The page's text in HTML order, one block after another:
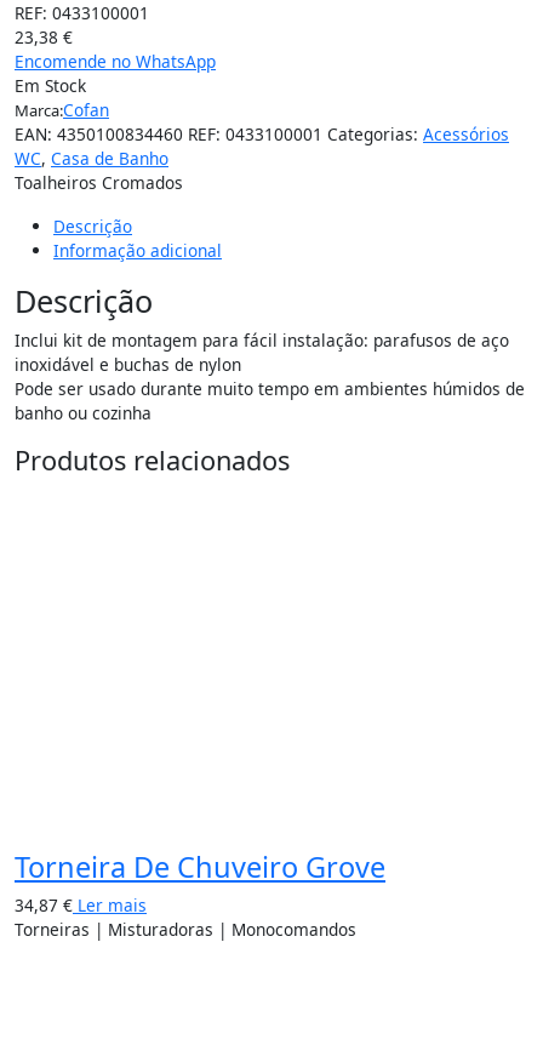
REF: 0433100001
23,38 €
Encomende no WhatsApp
Em Stock
Marca:Cofan
EAN: 4350100834460 REF: 0433100001 Categorias: Acessórios
WC, Casa de Banho
Toalheiros Cromados
Descrição
Informação adicional
Descrição
Inclui kit de montagem para fácil instalação: parafusos de aço
inoxidável e buchas de nylon
Pode ser usado durante muito tempo em ambientes húmidos de
banho ou cozinha
Produtos relacionados
Torneira De Chuveiro Grove
34,87 € Ler mais
Torneiras | Misturadoras | Monocomandos